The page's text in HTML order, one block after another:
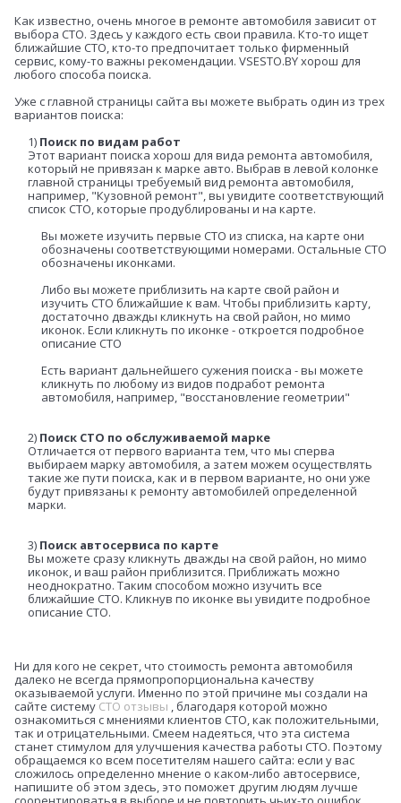
Как известно, очень многое в ремонте автомобиля зависит от
выбора СТО. Здесь у каждого есть свои правила. Кто-то ищет
ближайшие СТО, кто-то предпочитает только фирменный
сервис, кому-то важны рекомендации. VSESTO.BY хорош для
любого способа поиска.
Уже с главной страницы сайта вы можете выбрать один из трех
вариантов поиска:
1) Поиск по видам работ
Этот вариант поиска хорош для вида ремонта автомобиля,
который не привязан к марке авто. Выбрав в левой колонке
главной страницы требуемый вид ремонта автомобиля,
например, "Кузовной ремонт", вы увидите соответствующий
список СТО, которые продублированы и на карте.
Вы можете изучить первые СТО из списка, на карте они
обозначены соответствующими номерами. Остальные СТО
обозначены иконками.
Либо вы можете приблизить на карте свой район и
изучить СТО ближайшие к вам. Чтобы приблизить карту,
достаточно дважды кликнуть на свой район, но мимо
иконок. Если кликнуть по иконке - откроется подробное
описание СТО
Есть вариант дальнейшего сужения поиска - вы можете
кликнуть по любому из видов подработ ремонта
автомобиля, например, "восстановление геометрии"
2) Поиск СТО по обслуживаемой марке
Отличается от первого варианта тем, что мы сперва
выбираем марку автомобиля, а затем можем осуществлять
такие же пути поиска, как и в первом варианте, но они уже
будут привязаны к ремонту автомобилей определенной
марки.
3) Поиск автосервиса по карте
Вы можете сразу кликнуть дважды на свой район, но мимо
иконок, и ваш район приблизится. Приближать можно
неоднократно. Таким способом можно изучить все
ближайшие СТО. Кликнув по иконке вы увидите подробное
описание СТО.
Ни для кого не секрет, что стоимость ремонта автомобиля
далеко не всегда прямопропорциональна качеству
оказываемой услуги. Именно по этой причине мы создали на
сайте систему СТО отзывы , благодаря которой можно
ознакомиться с мнениями клиентов СТО, как положительными,
так и отрицательными. Смеем надеяться, что эта система
станет стимулом для улучшения качества работы СТО. Поэтому
обращаемся ко всем посетителям нашего сайта: если у вас
сложилось определенно мнение о каком-либо автосервисе,
напишите об этом здесь, это поможет другим людям лучше